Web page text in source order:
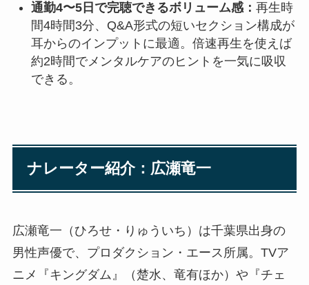
通勤4〜5日で完聴できるボリューム感： 再生時
間4時間3分、Q&A形式の短いセクション構成が
耳からのインプットに最適。倍速再生を使えば
約2時間でメンタルケアのヒントを一気に吸収
できる。
ナレーター紹介：広瀬竜一
広瀬竜一（ひろせ・りゅういち）は千葉県出身の
男性声優で、プロダクション・エース所属。TVア
ニメ『キングダム』（楚水、竜有ほか）や『チェ